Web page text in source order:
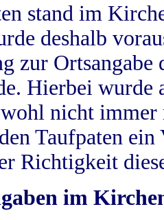
stand im
deshalb
zur
Hierbei wurde
nicht
Taufpaten
Richtigkeit
im